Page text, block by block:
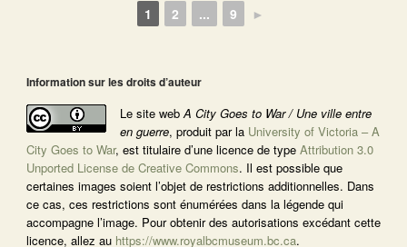
1 2 ... 9 ►
Information sur les droits d’auteur
Le site webA City Goes to War / Une ville entre
en guerre, produit par la University of Victoria – A
City Goes to War, est titulaire d’une licence de type Attribution 3.0
Unported License de Creative Commons. Il est possible que
certaines images soient l’objet de restrictions additionnelles. Dans
ce cas, ces restrictions sont énumérées dans la légende qui
accompagne l’image. Pour obtenir des autorisations excédant cette
licence, allez au https://www.royalbcmuseum.bc.ca.